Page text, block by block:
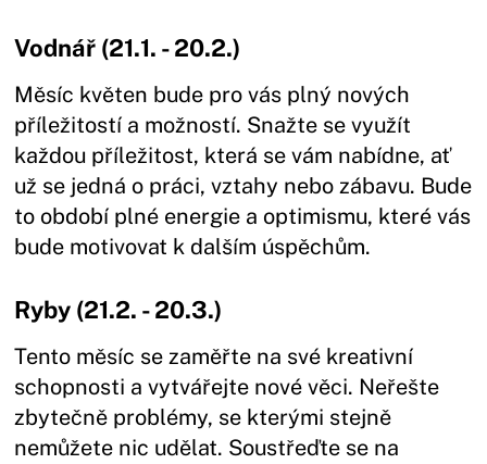
Vodnář (21.1. - 20.2.)
Měsíc květen bude pro vás plný nových
příležitostí a možností. Snažte se využít
každou příležitost, která se vám nabídne, ať
už se jedná o práci, vztahy nebo zábavu. Bude
to období plné energie a optimismu, které vás
bude motivovat k dalším úspěchům.
Ryby (21.2. - 20.3.)
Tento měsíc se zaměřte na své kreativní
schopnosti a vytvářejte nové věci. Neřešte
zbytečně problémy, se kterými stejně
nemůžete nic udělat. Soustřeďte se na